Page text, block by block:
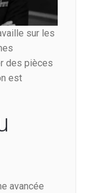
sur les
des pièces
est
avancée